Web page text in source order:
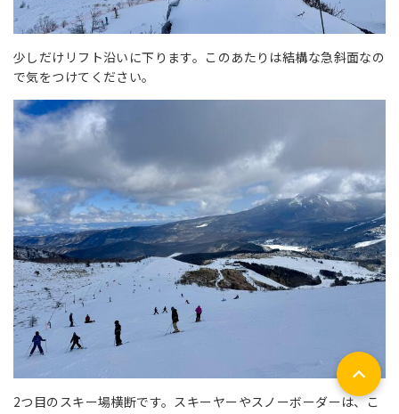
少しだけリフト沿いに下ります。このあたりは結構な急斜面なの
で気をつけてください。
2つ目のスキー場横断です。スキーヤーやスノーボーダーは、こ